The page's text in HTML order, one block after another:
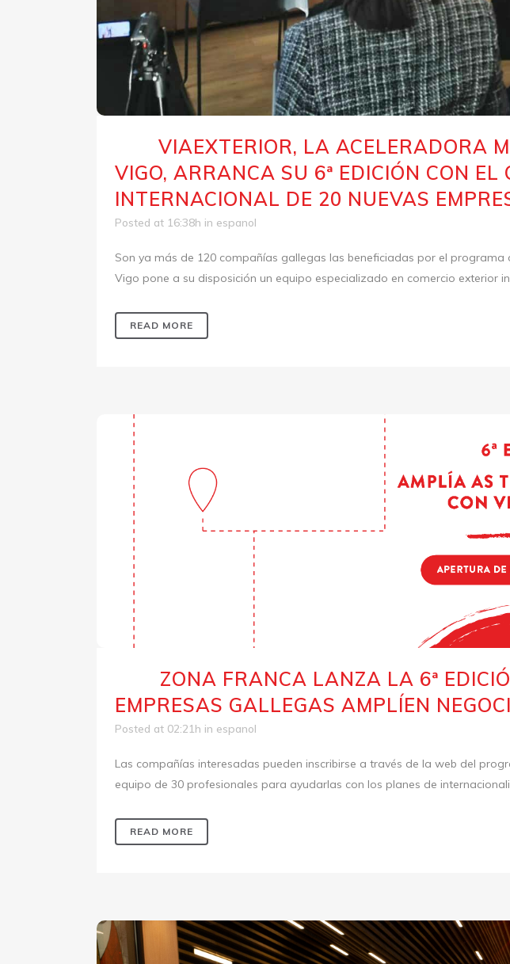
VIAEXTERIOR, LA ACELERADORA
VIGO, ARRANCA SU 6ª EDICIÓN CON
INTERNACIONAL DE 20 NUEVAS
Posted at 16:38h in espanol
Son ya más de 120 compañías gallegas las beneficiadas por el
Vigo pone a su disposición un equipo especializado en comercio exterior
READ MORE
ZONA FRANCA LANZA LA 6ª
EMPRESAS GALLEGAS AMPLÍEN
Posted at 02:21h in espanol
Las compañías interesadas pueden inscribirse a través de la web del
equipo de 30 profesionales para ayudarlas con los planes de
READ MORE